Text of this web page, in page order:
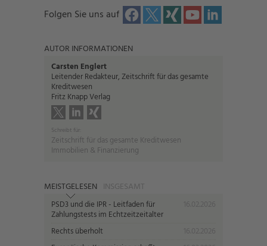
Folgen Sie uns auf
AUTOR INFORMATIONEN
Carsten Englert
Leitender Redakteur, Zeitschrift für das gesamte
Kreditwesen
Fritz Knapp Verlag
Schreibt für:
Zeitschrift für das gesamte Kreditwesen
Immobilien & Finanzierung
MEISTGELESEN INSGESAMT
PSD3 und die IPR - Leitfaden für
Zahlungstests im Echtzeitzeitalter
Rechts überholt